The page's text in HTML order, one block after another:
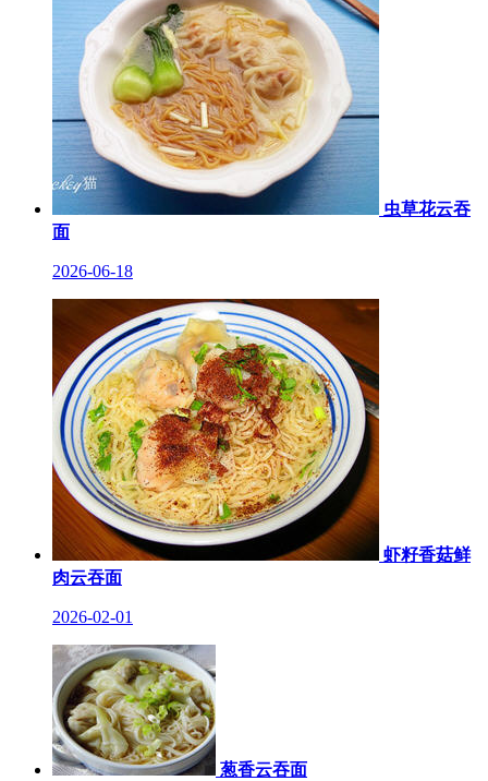
虫草花云吞
面
2026-06-18
虾籽香菇鲜
肉云吞面
2026-02-01
葱香云吞面